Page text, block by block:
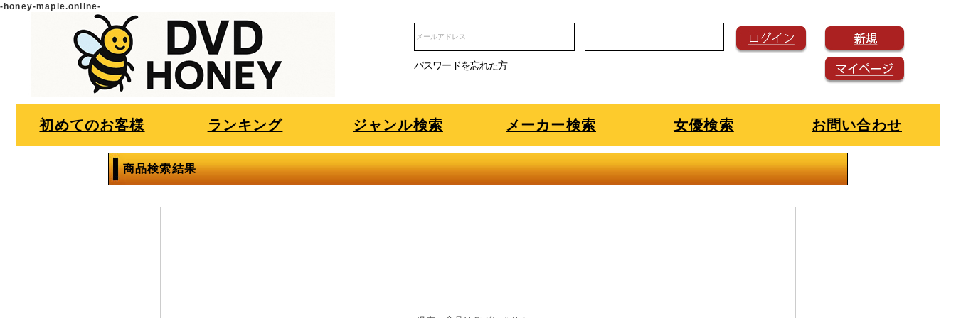
-honey-maple.online-
パスワードを忘れた方
初めてのお客様 ランキング ジャンル検索 メーカー検索 女優検索 お問い合わせ
商品検索結果